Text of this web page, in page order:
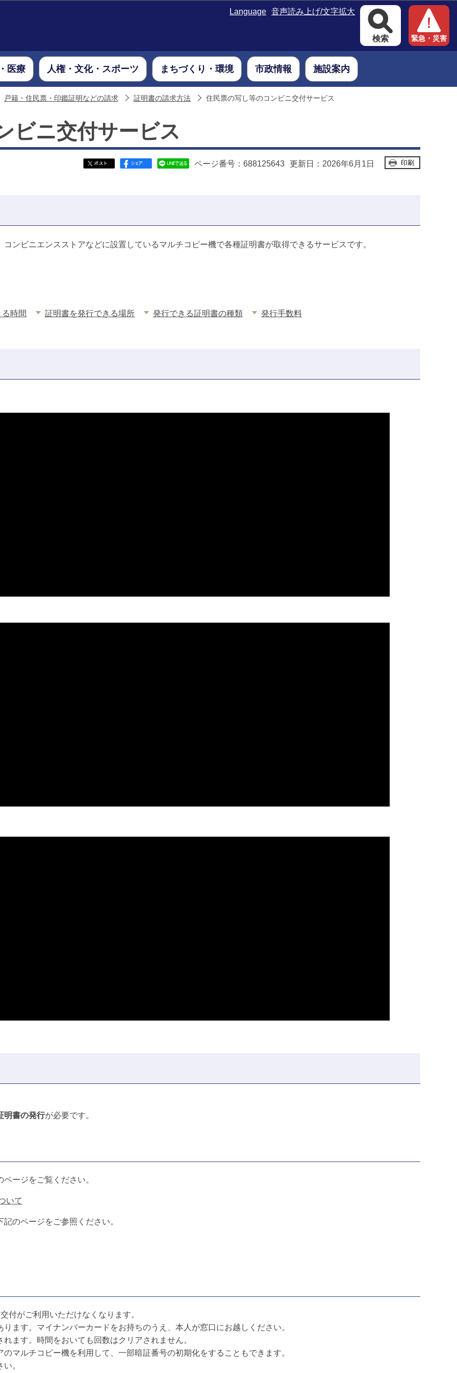
Language 音声読み上げ/文字拡大
検索 緊急・災害
医療 人権・文化・スポーツ まちづくり・環境 市政情報 施設案内
戸籍・住民票・印鑑証明などの請求 証明書の請求方法 住民票の写し等のコンビニ交付サービス
ビニ交付サービス
ページ番号：688125643 更新日：2026年6月1日 印刷
ンビニエンスストアなどに設置しているマルチコピー機で各種証明書が取得できるサービスです。
時間 証明書を発行できる場所 発行できる証明書の種類 発行手数料
明書の発行が必要です。
ージをご覧ください。
いて
のページをご参照ください。
付がご利用いただけなくなります。
ます。マイナンバーカードをお持ちのうえ、本人が窓口にお越しください。
ます。時間をおいても回数はクリアされません。
マルチコピー機を利用して、一部暗証番号の初期化をすることもできます。
。